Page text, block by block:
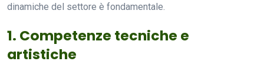
dinamiche del settore è fondamentale.
1. Competenze tecniche e
artistiche